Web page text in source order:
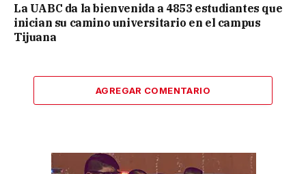
La UABC da la bienvenida a 4853 estudiantes que
inician su camino universitario en el campus
Tijuana
AGREGAR COMENTARIO